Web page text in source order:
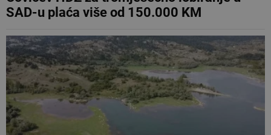
SAD-u plaća više od 150.000 KM